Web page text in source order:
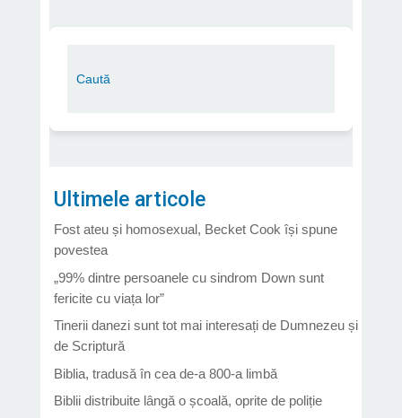
Ultimele articole
Fost ateu și homosexual, Becket Cook își spune
povestea
„99% dintre persoanele cu sindrom Down sunt
fericite cu viața lor”
Tinerii danezi sunt tot mai interesați de Dumnezeu și
de Scriptură
Biblia, tradusă în cea de-a 800-a limbă
Biblii distribuite lângă o școală, oprite de poliție